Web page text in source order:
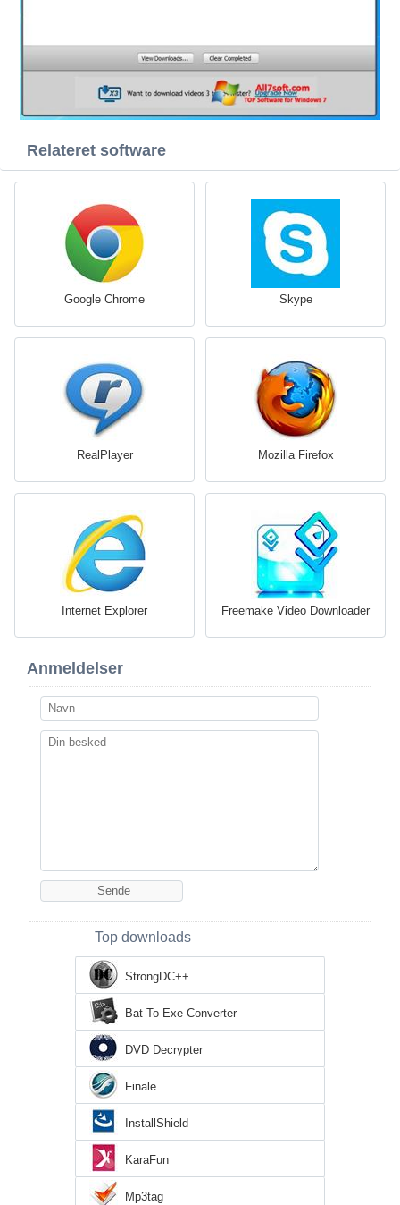
Relateret software
Google Chrome Skype
RealPlayer Mozilla Firefox
Internet Explorer Freemake Video Downloader
Anmeldelser
Top downloads
StrongDC++
Bat To Exe Converter
DVD Decrypter
Finale
InstallShield
KaraFun
Mp3tag